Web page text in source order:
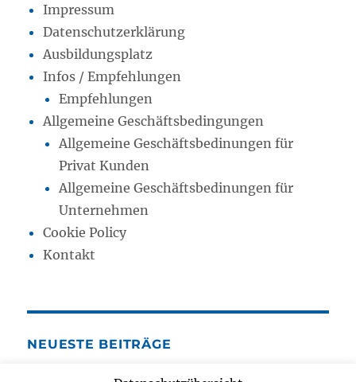
Impressum
Datenschutzerklärung
Ausbildungsplatz
Infos / Empfehlungen
Empfehlungen
Allgemeine Geschäftsbedingungen
Allgemeine Geschäftsbedinungen für
Privat Kunden
Allgemeine Geschäftsbedinungen für
Unternehmen
Cookie Policy
Kontakt
NEUESTE BEITRÄGE